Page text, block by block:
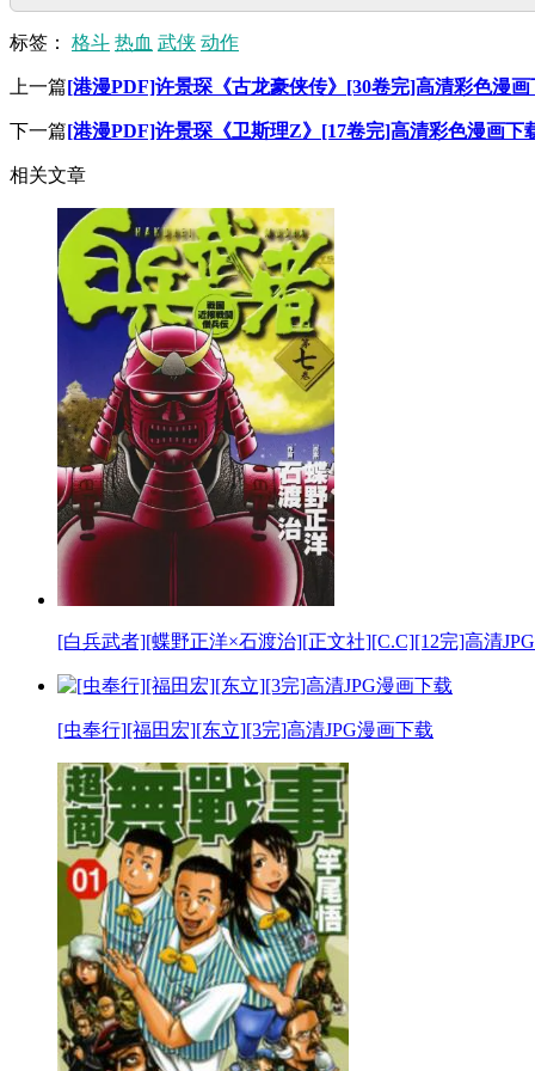
标签： 格斗 热血 武侠 动作
上一篇[港漫PDF]许景琛《古龙豪侠传》[30卷完]高清彩色漫画
下一篇[港漫PDF]许景琛《卫斯理Z》[17卷完]高清彩色漫画下
相关文章
[白兵武者][蝶野正洋×石渡治][正文社][C.C][12完]高清
[虫奉行][福田宏][东立][3完]高清JPG漫画下载